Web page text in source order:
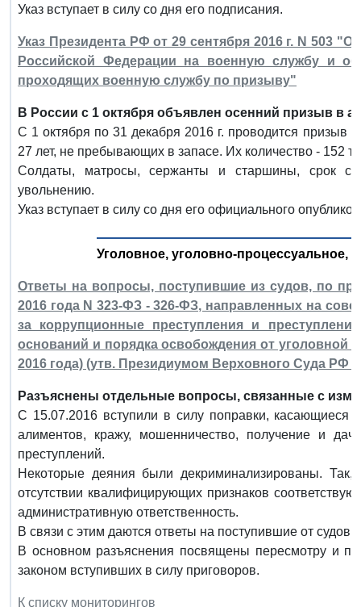
Указ вступает в силу со дня его подписания.
Указ Президента РФ от 29 сентября 2016 г. N 503
Российской Федерации на военную службу и
проходящих военную службу по призыву"
В России с 1 октября объявлен осенний призыв в
C 1 октября по 31 декабря 2016 г. проводится призыв
27 лет, не пребывающих в запасе. Их количество - 152
Солдаты, матросы, сержанты и старшины, срок
увольнению.
Указ вступает в силу со дня его официального
Уголовное, уголовно-процессуальное,
Ответы на вопросы, поступившие из судов, по
2016 года N 323-ФЗ - 326-ФЗ, направленных на
за коррупционные преступления и
оснований и порядка освобождения от уголовной
2016 года) (утв. Президиумом Верховного Суда РФ
Разъяснены отдельные вопросы, связанные с
С 15.07.2016 вступили в силу поправки, касающиеся
алиментов, кражу, мошенничество, получение и
преступлений.
Некоторые деяния были декриминализированы.
отсутствии квалифицирующих признаков
административную ответственность.
В связи с этим даются ответы на поступившие от
В основном разъяснения посвящены пересмотру и
законом вступивших в силу приговоров.
К списку мониторингов